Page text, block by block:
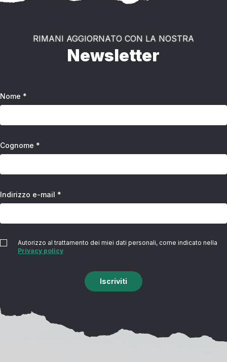
RIMANI AGGIORNATO CON LA NOSTRA
Newsletter
Nome *
Cognome *
Indirizzo e-mail *
Autorizzo al trattamento dei miei dati personali, come indicato nella
Privacy policy
Iscriviti